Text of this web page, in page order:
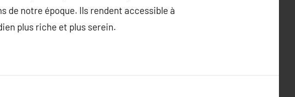
de notre époque. Ils rendent accessible à
plus riche et plus serein.